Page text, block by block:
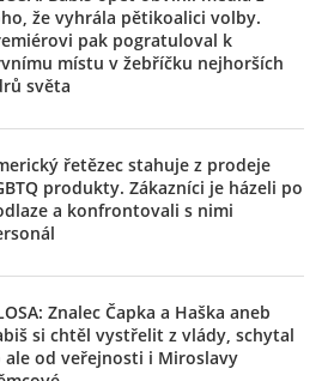
že vyhrála pětikoalici volby.
pak pogratuloval k
místu v žebříčku nejhorších
světa
řetězec stahuje z prodeje
produkty. Zákazníci je házeli po
a konfrontovali s nimi
Znalec Čapka a Haška aneb
si chtěl vystřelit z vlády, schytal
ale od veřejnosti i Miroslavy